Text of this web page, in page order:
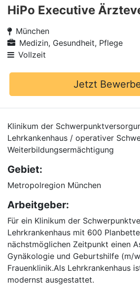
HiPo Executive
München
Medizin, Gesundheit, Pflege
Vollzeit
Jetzt
Klinikum der
Lehrkankenhaus / operativer
Weiterbildungsermächtigung
Gebiet:
Metropolregion München
Arbeitgeber:
Für ein Klinikum der
Lehrkrankenhaus mit 600
nächstmöglichen Zeitpunkt einen
Gynäkologie und Geburtshilfe (m/
Frauenklinik.Als Lehrkrankenhaus
modernst ausgestattet.